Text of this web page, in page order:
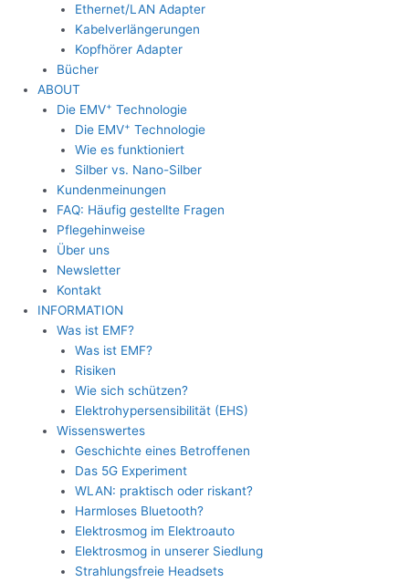
Ethernet/LAN Adapter
Kabelverlängerungen
Kopfhörer Adapter
Bücher
ABOUT
Die EMV+ Technologie
Die EMV+ Technologie
Wie es funktioniert
Silber vs. Nano-Silber
Kundenmeinungen
FAQ: Häufig gestellte Fragen
Pflegehinweise
Über uns
Newsletter
Kontakt
INFORMATION
Was ist EMF?
Was ist EMF?
Risiken
Wie sich schützen?
Elektrohypersensibilität (EHS)
Wissenswertes
Geschichte eines Betroffenen
Das 5G Experiment
WLAN: praktisch oder riskant?
Harmloses Bluetooth?
Elektrosmog im Elektroauto
Elektrosmog in unserer Siedlung
Strahlungsfreie Headsets